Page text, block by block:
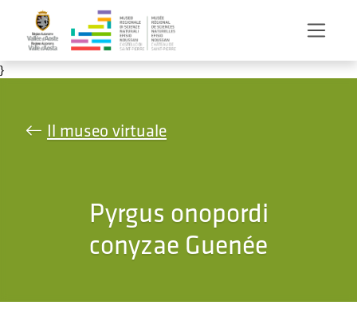
Salta al contenuto principale
}
Il museo virtuale
Pyrgus onopordi
conyzae Guenée